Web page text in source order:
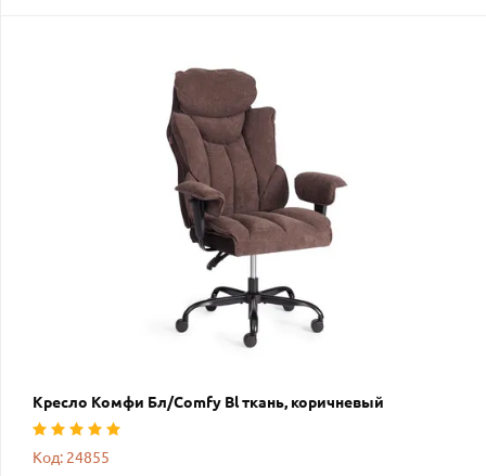
Кресло Комфи Бл/Comfy Bl ткань, коричневый
Код: 24855